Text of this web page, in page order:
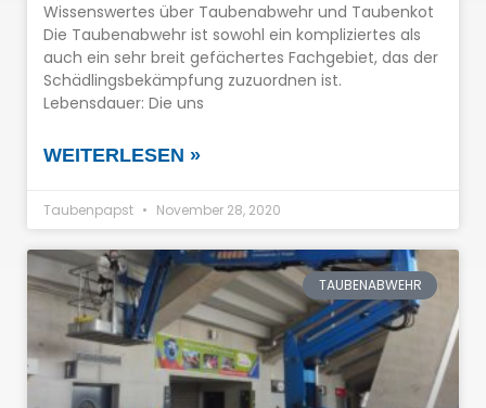
Wissenswertes über Taubenabwehr und Taubenkot
Die Taubenabwehr ist sowohl ein kompliziertes als
auch ein sehr breit gefächertes Fachgebiet, das der
Schädlingsbekämpfung zuzuordnen ist.
Lebensdauer: Die uns
WEITERLESEN »
Taubenpapst November 28, 2020
TAUBENABWEHR